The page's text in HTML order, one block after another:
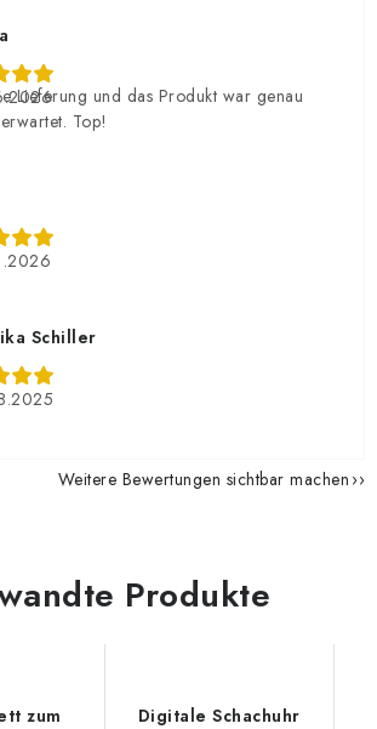
Lieferung und das Produkt war genau
Top!
Schiller
Weitere Bewertungen sichtbar machen
Produkte
zum
Digitale Schachuhr